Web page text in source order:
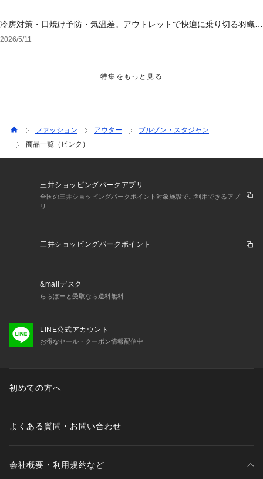
冷房対策・日焼け予防・気温差。アウトレットで快適に乗り切る羽織り
選び
2026/5/11
特集をもっと見る
ファッション アウター
ブルゾン・スタジャン
商品一覧（ピンク）
三井ショッピングパークアプリ
全国の三井ショッピングパークポイント対象施設でご利用できるアプ
リ
三井ショッピングパークポイント
&mallデスク
ららぽーと受取なら送料無料
LINE公式アカウント
お得なセール・クーポン情報配信中
初めての方へ
よくある質問・お問い合わせ
会社概要・利用規約など